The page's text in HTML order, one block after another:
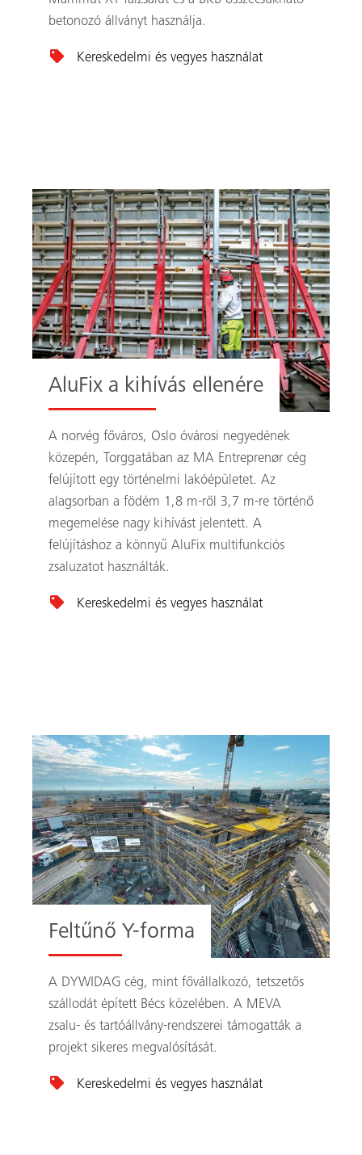
betonozó állványt használja.
Kereskedelmi és vegyes használat
AluFix a kihívás ellenére
A norvég főváros, Oslo óvárosi negyedének
közepén, Torggatában az MA Entreprenør cég
felújított egy történelmi lakóépületet. Az
alagsorban a födém 1,8 m-ről 3,7 m-re történő
megemelése nagy kihívást jelentett. A
felújításhoz a könnyű AluFix multifunkciós
zsaluzatot használták.
Kereskedelmi és vegyes használat
Feltűnő Y-forma
A DYWIDAG cég, mint fővállalkozó, tetszetős
szállodát épített Bécs közelében. A MEVA
zsalu- és tartóállvány-rendszerei támogatták a
projekt sikeres megvalósítását.
Kereskedelmi és vegyes használat